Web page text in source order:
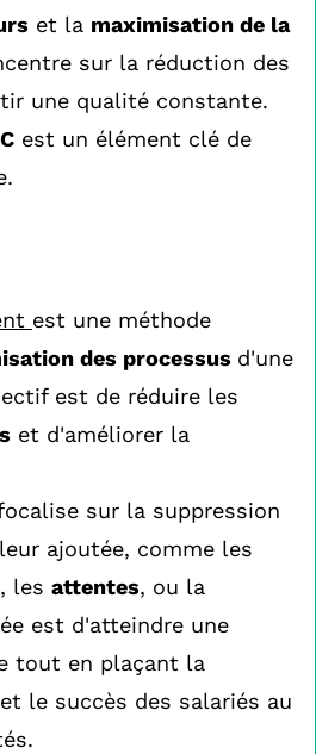
et la maximisation de la
sur la réduction des
une qualité constante.
est un élément clé de
est une méthode
des processus d'une
est de réduire les
et d'améliorer la
sur la suppression
ajoutée, comme les
, les attentes, ou la
est d'atteindre une
tout en plaçant la
le succès des salariés au